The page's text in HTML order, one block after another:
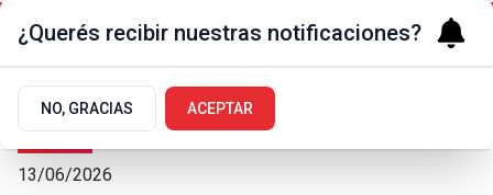
Polí­tica
13/06/2026
¿Querés recibir nuestras notificaciones?
NO, GRACIAS ACEPTAR